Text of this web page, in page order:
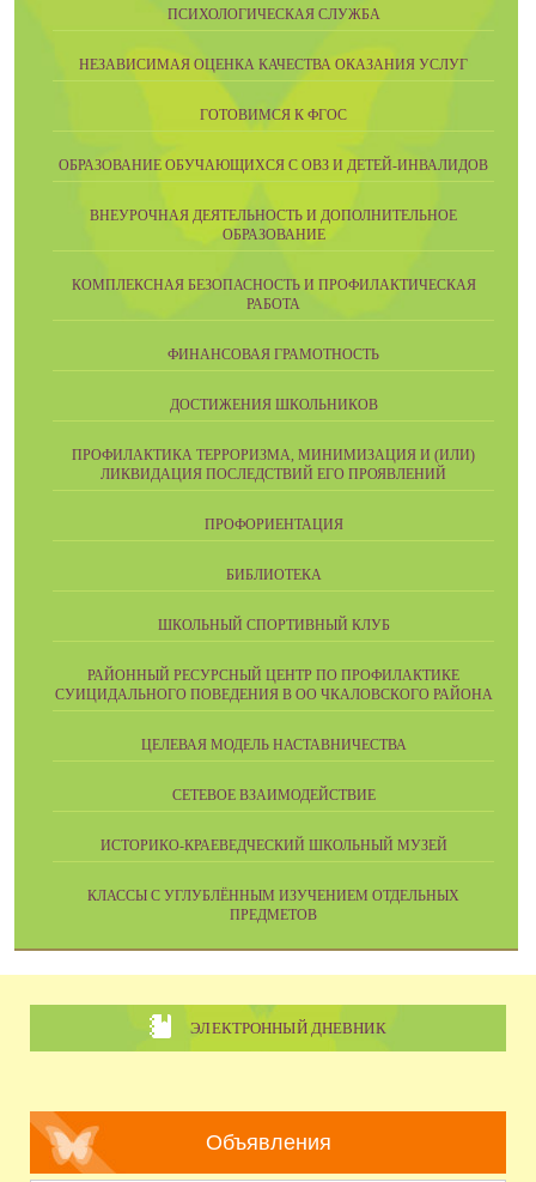
ПСИХОЛОГИЧЕСКАЯ СЛУЖБА
НЕЗАВИСИМАЯ ОЦЕНКА КАЧЕСТВА ОКАЗАНИЯ УСЛУГ
ГОТОВИМСЯ К ФГОС
ОБРАЗОВАНИЕ ОБУЧАЮЩИХСЯ С ОВЗ И ДЕТЕЙ-ИНВАЛИДОВ
ВНЕУРОЧНАЯ ДЕЯТЕЛЬНОСТЬ И ДОПОЛНИТЕЛЬНОЕ
ОБРАЗОВАНИЕ
КОМПЛЕКСНАЯ БЕЗОПАСНОСТЬ И ПРОФИЛАКТИЧЕСКАЯ
РАБОТА
ФИНАНСОВАЯ ГРАМОТНОСТЬ
ДОСТИЖЕНИЯ ШКОЛЬНИКОВ
ПРОФИЛАКТИКА ТЕРРОРИЗМА, МИНИМИЗАЦИЯ И (ИЛИ)
ЛИКВИДАЦИЯ ПОСЛЕДСТВИЙ ЕГО ПРОЯВЛЕНИЙ
ПРОФОРИЕНТАЦИЯ
БИБЛИОТЕКА
ШКОЛЬНЫЙ СПОРТИВНЫЙ КЛУБ
РАЙОННЫЙ РЕСУРСНЫЙ ЦЕНТР ПО ПРОФИЛАКТИКЕ
СУИЦИДАЛЬНОГО ПОВЕДЕНИЯ В ОО ЧКАЛОВСКОГО РАЙОНА
ЦЕЛЕВАЯ МОДЕЛЬ НАСТАВНИЧЕСТВА
СЕТЕВОЕ ВЗАИМОДЕЙСТВИЕ
ИСТОРИКО-КРАЕВЕДЧЕСКИЙ ШКОЛЬНЫЙ МУЗЕЙ
КЛАССЫ С УГЛУБЛЁННЫМ ИЗУЧЕНИЕМ ОТДЕЛЬНЫХ
ПРЕДМЕТОВ
ЭЛЕКТРОННЫЙ ДНЕВНИК
Объявления